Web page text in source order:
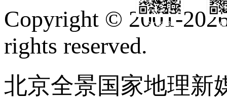
订阅号
Copyright © 2001-
rights reserved.
北京全景国家地理新